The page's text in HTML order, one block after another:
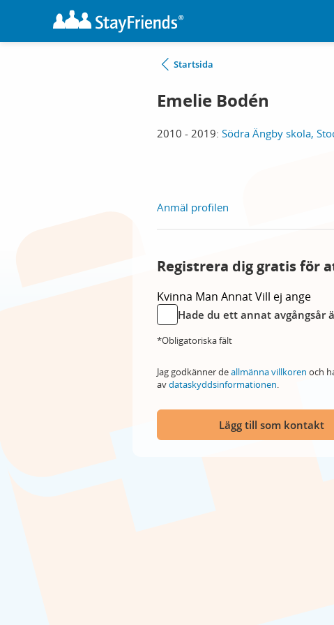
Startsida
Emelie Bodén
2010 - 2019: Södra Ängby skola,
Anmäl profilen
Registrera dig gratis för
Kvinna Man AnnatVill ej ange
Hade du ett annat avgångsår
*Obligatoriska fält
Jag godkänner deallmänna villkoren och
avdataskyddsinformationen.
Lägg till som kontakt